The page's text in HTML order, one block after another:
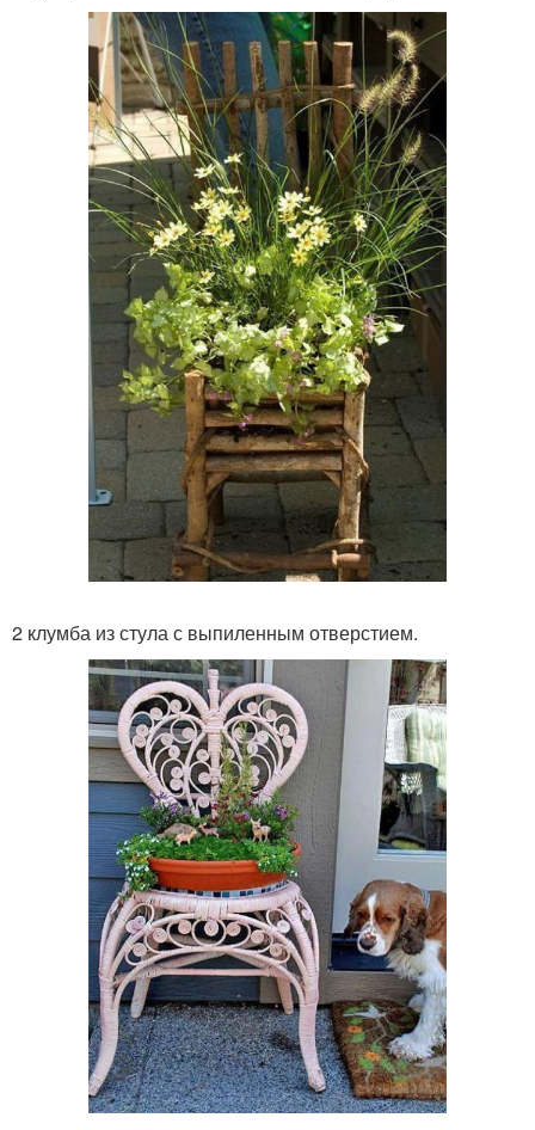
2 клумба из стула с выпиленным отверстием.